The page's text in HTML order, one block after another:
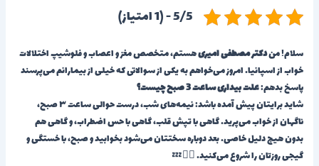
5/5 - (1 امتیاز)
سلام! مندکتر مصطفی امیریهستم، متخصص مغز و اعصاب و فلوشیپ اختلالات
خواب از اسپانیا. امروز می‌خواهم به یکی از سوالاتی که خیلی از بیمارانم می‌پرسند
پاسخ بدهم:علت بیداری ساعت 3 صبح چیست؟
شاید برایتان پیش آمده باشد: نیمه‌های شب، درست حوالی ساعت ۳ صبح،
ناگهان از خواب می‌پرید. گاهی با تپش قلب، گاهی با حس اضطراب، و گاهی هم
بدون هیچ دلیل خاصی. بعد دوباره سختتان می‌شود بخوابید و صبح، با خستگی و
گیجی روزتان را شروع می‌کنید. 🚶‍♂️💤